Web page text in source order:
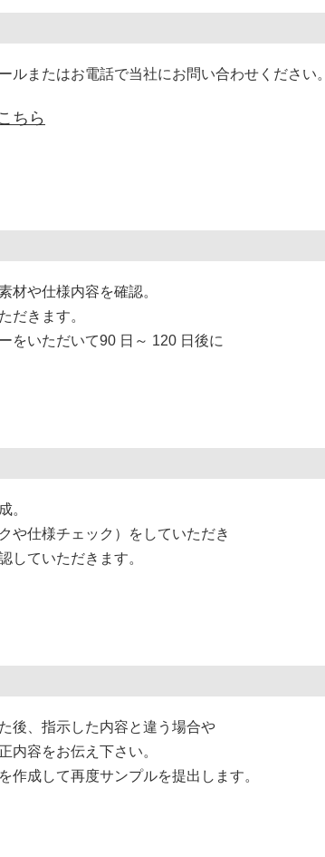
ルまたはお電話で当社にお問い合わせください。
ちら
材や仕様内容を確認。
だきます。
をいただいて90 日～ 120 日後に
。
や仕様チェック）をしていただき
していただきます。
後、指示した内容と違う場合や
内容をお伝え下さい。
作成して再度サンプルを提出します。